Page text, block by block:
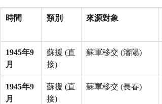
時間 類別 來源對象
1945年9
月
蘇援 (直
接)
蘇軍移交 (瀋陽)
1945年9
月
蘇援 (直
接)
蘇軍移交 (長春)